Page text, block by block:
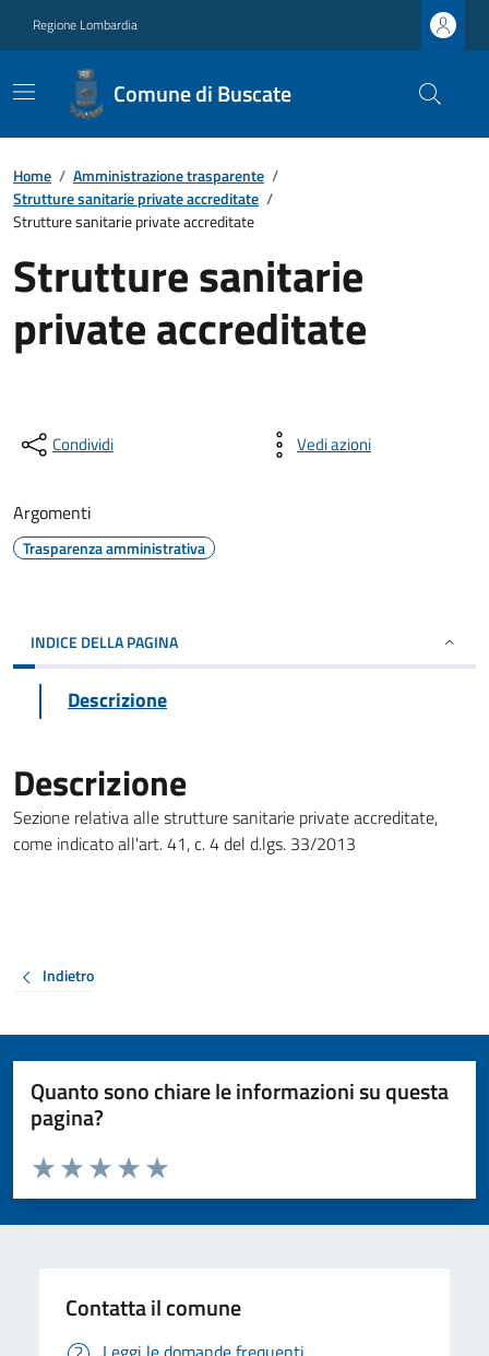
Regione Lombardia
Comune di Buscate
Home / Amministrazione trasparente /
Strutture sanitarie private accreditate /
Strutture sanitarie private accreditate
Strutture sanitarie
private accreditate
Condividi Vedi azioni
Argomenti
Trasparenza amministrativa
INDICE DELLA PAGINA
Descrizione
Descrizione
Sezione relativa alle strutture sanitarie private accreditate,
come indicato all'art. 41, c. 4 del d.lgs. 33/2013
Indietro
Quanto sono chiare le informazioni su questa
pagina?
Valuta da 1 a 5 stelle la pagina
Valuta 5 stelle su 5
Valuta 4 stelle su 5
Valuta 3 stelle su 5
Valuta 2 stelle su 5
Valuta 1 stelle su 5
Contatta il comune